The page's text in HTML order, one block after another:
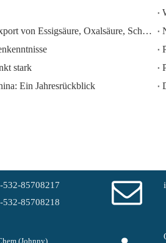
HISEACHEM ist führend: Jüngste Erfolge beim Export von Essigsäure, Oxalsäure, Schwefelsäure, Salpetersäure, Natronlauge, Flüssigalkali und Natriummetabisulfit aus China
stark
Ein Jahresrückblick
532-85708217
532-85708218
(Johnny)